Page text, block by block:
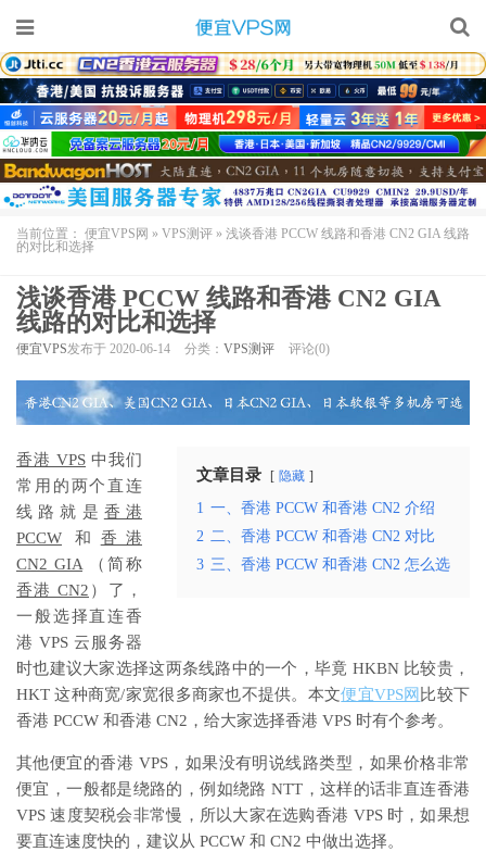
当前位置： 便宜VPS网 » VPS测评 » 浅谈香港 PCCW 线路和香港 CN2 GIA 线路
的对比和选择
浅谈香港 PCCW 线路和香港 CN2 GIA
线路的对比和选择
便宜VPS发布于 2020-06-14 分类： VPS测评 评论(0)
文章目录 隐藏
1 一、香港 PCCW 和香港 CN2 介绍
2 二、香港 PCCW 和香港 CN2 对比
3 三、香港 PCCW 和香港 CN2 怎么选
香港 VPS 中我们
常用的两个直连
线路就是 香港
PCCW 和 香港
CN2 GIA （简称
香港 CN2 ）了，
一般选择直连香
港 VPS 云服务器
时也建议大家选择这两条线路中的一个，毕竟 HKBN 比较贵，
HKT 这种商宽/家宽很多商家也不提供。本文便宜VPS网 比较下
香港 PCCW 和香港 CN2，给大家选择香港 VPS 时有个参考。
其他便宜的香港 VPS，如果没有明说线路类型，如果价格非常
便宜，一般都是绕路的，例如绕路 NTT，这样的话非直连香港
VPS 速度契税会非常慢，所以大家在选购香港 VPS 时，如果想
要直连速度快的，建议从 PCCW 和 CN2 中做出选择。